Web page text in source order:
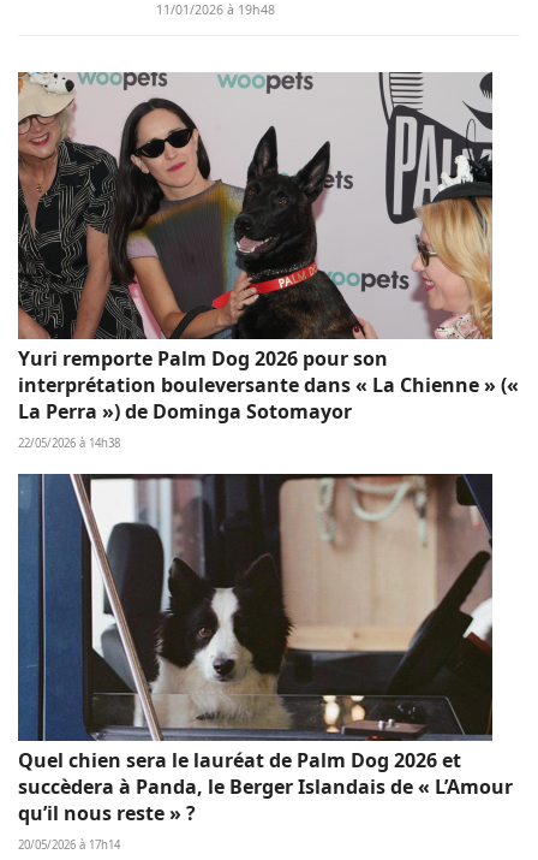
11/01/2026 à 19h48
Yuri remporte Palm Dog 2026 pour son
interprétation bouleversante dans « La Chienne » («
La Perra ») de Dominga Sotomayor
22/05/2026 à 14h38
Quel chien sera le lauréat de Palm Dog 2026 et
succèdera à Panda, le Berger Islandais de « L’Amour
qu’il nous reste » ?
20/05/2026 à 17h14